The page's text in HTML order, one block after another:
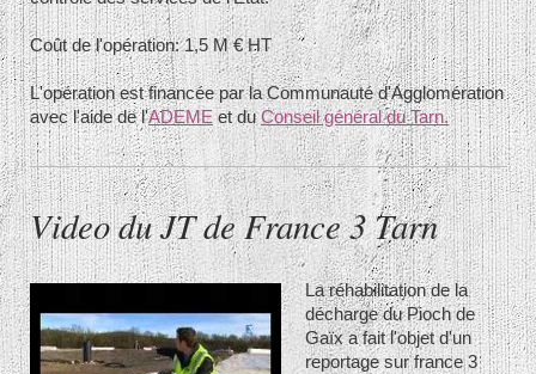
Coût de l'opération: 1,5 M € HT
L'opération est financée par la Communauté d'Agglomération
avec l'aide de l'ADEMEet duConseil général du Tarn.
Video du JT de France 3 Tarn
La réhabilitation de la
décharge du Pioch de
Gaïx a fait l'objet d'un
reportage sur france 3